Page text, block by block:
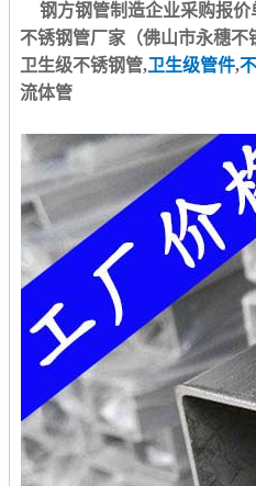
钢方钢管制造企业采购报价
不锈钢管厂家（佛山市永穗不
卫生级不锈钢管,卫生级管件,
流体管